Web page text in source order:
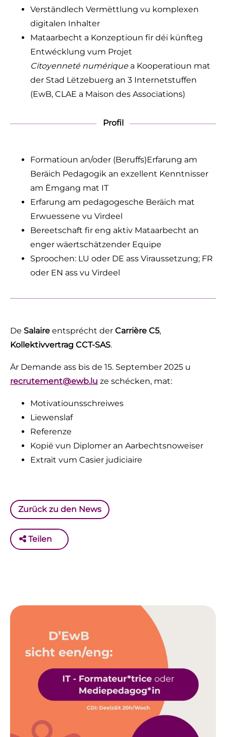
Verständlech Vermëttlung vu komplexen
digitalen Inhalter
Mataarbecht a Konzeptioun fir déi künfteg
Entwécklung vum Projet
Citoyenneté numériquea Kooperatioun mat
der Stad Lëtzebuerg an 3 Internetstuffen
(EwB, CLAE a Maison des Associations)
Profil
Formatioun an/oder (Beruffs)Erfarung am
Beräich Pedagogik an exzellent Kenntnisser
am Ëmgang mat IT
Erfarung am pedagogesche Beräich mat
Erwuessene vu Virdeel
Bereetschaft fir eng aktiv Mataarbecht an
enger wäertschätzender Equipe
Sproochen: LU oder DE ass Viraussetzung; FR
oder EN ass vu Virdeel
De Salaire entsprécht der Carrière C5,
Kollektivvertrag CCT-SAS.
Är Demande ass bis de 15. September 2025 u
recrutement@ewb.lu ze schécken, mat:
Motivatiounsschreiwes
Liewenslaf
Referenze
Kopië vun Diplomer an Aarbechtsnoweiser
Extrait vum Casier judiciaire
Zurück zu den News
Teilen